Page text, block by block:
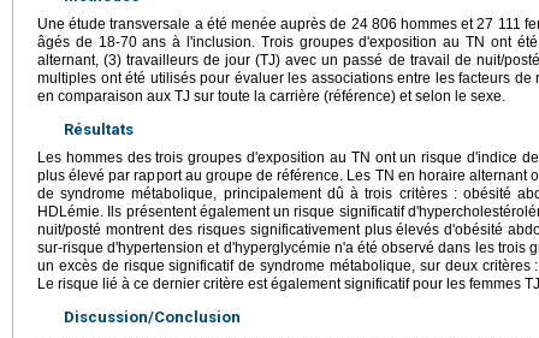
Une étude transversale a été menée auprès de 24 806 hommes et 27 111
âgés de 18-70 ans à l'inclusion. Trois groupes d'exposition au TN ont
alternant, (3) travailleurs de jour (TJ) avec un passé de travail de nuit/
multiples ont été utilisés pour évaluer les associations entre les facteurs
en comparaison aux TJ sur toute la carrière (référence) et selon le sexe.
Résultats
Les hommes des trois groupes d'exposition au TN ont un risque d'indice
plus élevé par rapport au groupe de référence. Les TN en horaire alternant
de syndrome métabolique, principalement dû à trois critères : obésité
HDLémie. Ils présentent également un risque significatif
nuit/posté montrent des risques significativement plus élevés d'obésité
sur-risque d'hypertension et d'hyperglycémie n'a été observé dans les trois
un excès de risque significatif de syndrome métabolique, sur deux critères
Le risque lié à ce dernier critère est également significatif pour les femmes
Discussion/Conclusion